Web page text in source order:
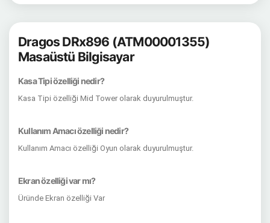
Dragos DRx896 (ATM00001355)
Masaüstü Bilgisayar
Kasa Tipi özelliği nedir?
Kasa Tipi özelliği Mid Tower olarak duyurulmuştur.
Kullanım Amacı özelliği nedir?
Kullanım Amacı özelliği Oyun olarak duyurulmuştur.
Ekran özelliği var mı?
Üründe Ekran özelliği Var